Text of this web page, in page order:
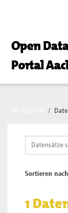
Open
Portal
Sortieren nach
1